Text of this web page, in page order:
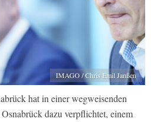
IMAGO / Chris Emil Janßen
hat in einer wegweisenden
dazu verpflichtet, einem